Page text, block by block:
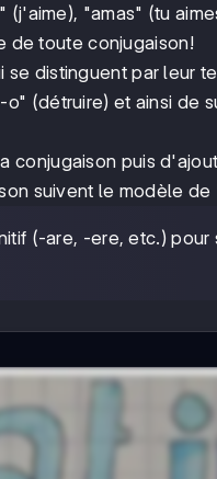
(j'aime), "amas" (tu
de toute conjugaison!
se distinguent par leur
(détruire) et ainsi de
conjugaison puis
suivent le modèle
(-are, -ere, etc.)